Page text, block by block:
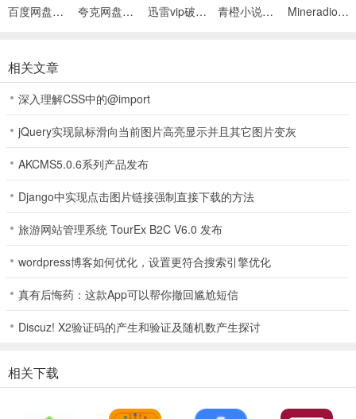
3、后续还需要开启两三个权限，跟着系统提示操作即可。
4、权限全都开启完毕后，会显示你手机内全部软件。
百度网盘绿色免安装Pc电脑版 夸克网盘官方正式版 迅雷vip破解版永久会员2024版 青橙小说App Mineradio手机版
相关文章
深入理解CSS中的@import
jQuery实现鼠标滑向当前图片高亮显示并且其它图片变灰
AKCMS5.0.6系列产品发布
Django中实现点击图片链接强制直接下载的方法
旅游网站管理系统 TourEx B2C V6.0 发布
wordpress博客如何优化，设置更符合搜索引擎优化
真有后悔药：这款App可以帮你撤回尴尬短信
Discuz! X2验证码的产生和验证及随机数产生探讨
相关下载